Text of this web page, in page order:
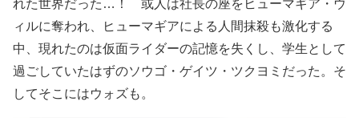
れた世界だった…！ 或人は社長の座をヒューマギア・ウ
ィルに奪われ、ヒューマギアによる人間抹殺も激化する
中、現れたのは仮面ライダーの記憶を失くし、学生として
過ごしていたはずのソウゴ・ゲイツ・ツクヨミだった。そ
してそこにはウォズも。